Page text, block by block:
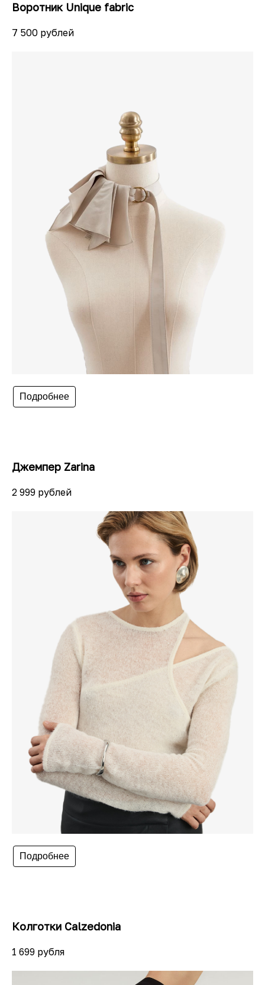
Воротник Unique fabric
7 500 рублей
Подробнее
Джемпер Zarina
2 999 рублей
Подробнее
Колготки Calzedonia
1 699 рубля